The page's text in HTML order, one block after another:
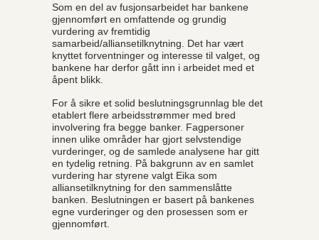
Som en del av fusjonsarbeidet har bankene
gjennomført en omfattende og grundig
vurdering av fremtidig
samarbeid/alliansetilknytning. Det har vært
knyttet forventninger og interesse til valget, og
bankene har derfor gått inn i arbeidet med et
åpent blikk.
For å sikre et solid beslutningsgrunnlag ble det
etablert flere arbeidsstrømmer med bred
involvering fra begge banker. Fagpersoner
innen ulike områder har gjort selvstendige
vurderinger, og de samlede analysene har gitt
en tydelig retning. På bakgrunn av en samlet
vurdering har styrene valgt Eika som
alliansetilknytning for den sammenslåtte
banken. Beslutningen er basert på bankenes
egne vurderinger og den prosessen som er
gjennomført.